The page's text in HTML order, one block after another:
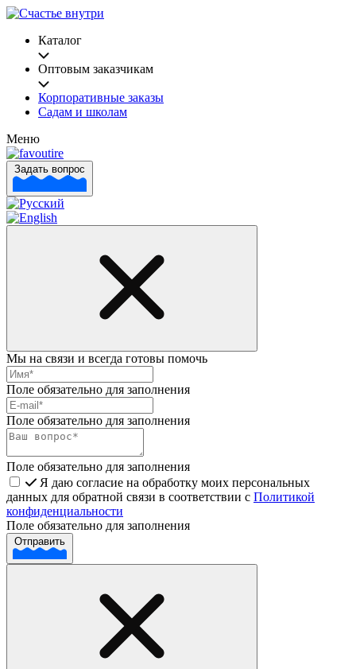
Каталог
Оптовым заказчикам
Корпоративные заказы
Садам и школам
Меню
Задать вопрос
Мы на связи и всегда готовы помочь
Поле обязательно для заполнения
Поле обязательно для заполнения
Поле обязательно для заполнения
Я даю согласие на обработку моих персональных
данных для обратной связи в соответствии с Политикой
конфиденциальности
Поле обязательно для заполнения
Отправить